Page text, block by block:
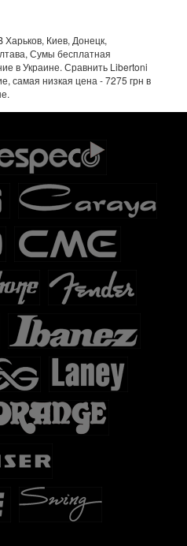
Харьков, Киев, Донецк,
Сумы бесплатная
в Украине. Сравнить Libertoni
самая низкая цена - 7275 грн в